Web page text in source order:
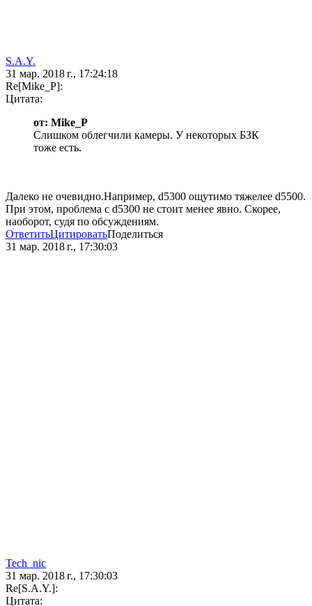
S.A.Y.
31 мар. 2018 г., 17:24:18
Re[Mike_P]:
Цитата:
от: Mike_P
Слишком облегчили камеры. У некоторых БЗК
тоже есть.
Далеко не очевидно.Например, d5300 ощутимо тяжелее d5500.
При этом, проблема с d5300 не стоит менее явно. Скорее,
наоборот, судя по обсуждениям.
ОтветитьЦитироватьПоделиться
31 мар. 2018 г., 17:30:03
Tech_nic
31 мар. 2018 г., 17:30:03
Re[S.A.Y.]:
Цитата: